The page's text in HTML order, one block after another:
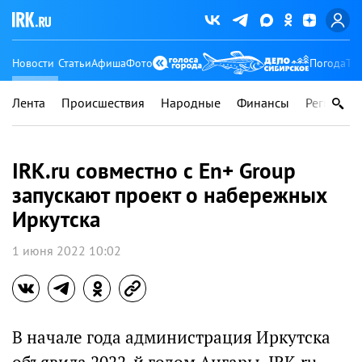
Новости СтатьиАфишаФото Погода
Лента Происшествия Народные Финансы Регионы
IRK.ru совместно с En+ Group
запускают проект о набережных
Иркутска
1 июня 2022 10:02
В начале года администрация Иркутска